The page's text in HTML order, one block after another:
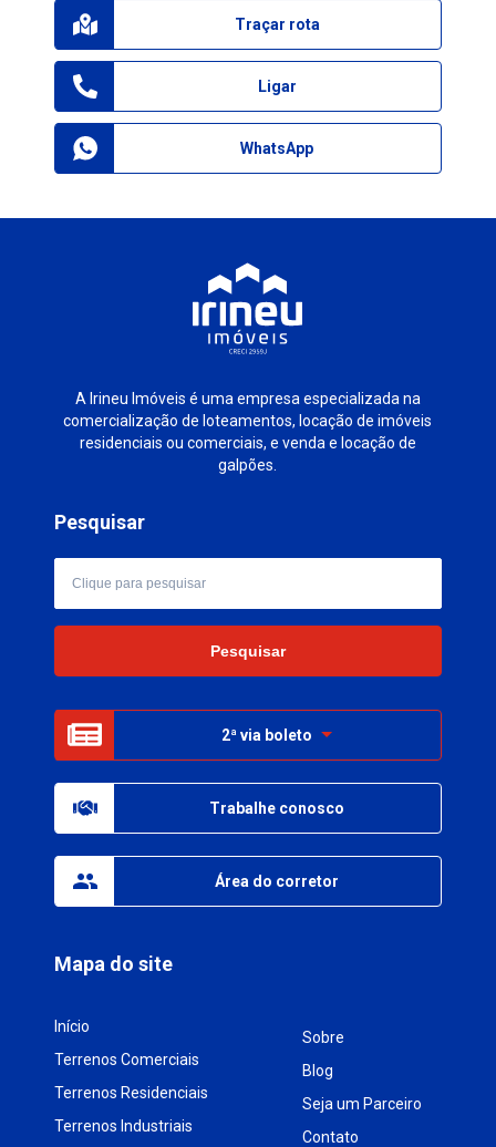
Traçar rota
Ligar
WhatsApp
A Irineu Imóveis é uma empresa especializada na
comercialização de loteamentos, locação de imóveis
residenciais ou comerciais, e venda e locação de
galpões.
Mapa do site
Início
Terrenos Comerciais
Terrenos Residenciais
Terrenos Industriais
Sobre
Blog
Seja um Parceiro
Contato
Pesquisar
2ª via boleto
Trabalhe conosco
Área do corretor